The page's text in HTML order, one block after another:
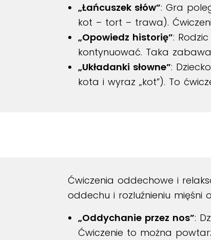
„Łańcuszek słów”: Gra
kot – tort – trawa).
„Opowiedz historię”:
kontynuować. Taka
„Układanki słowne”:
kota i wyraz „kot”). To
Ćwiczenia oddechowe i
oddechu i rozluźnieniu mięśni
„Oddychanie przez nos”:
Ćwiczenie to można